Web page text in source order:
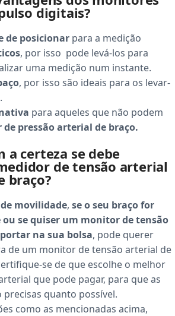
digitais?
de posicionar para a medição
, por isso pode levá-los para
uma medição num instante.
, por isso são ideais para os levar-
para aqueles que não podem
pressão arterial de braço.
a certeza se debe
de tensão arterial
braço?
movilidade, se o seu braço for
se quiser um monitor de tensão
na sua bolsa, pode querer
de um monitor de tensão arterial de
se de que escolhe o melhor
que pode pagar, para que as
precisas quanto possível.
como as mencionadas acima,